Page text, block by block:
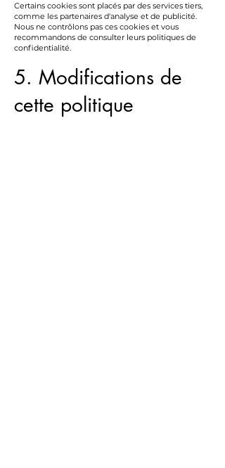
Certains cookies sont placés par des services tiers,
comme les partenaires d'analyse et de publicité.
Nous ne contrôlons pas ces cookies et vous
recommandons de consulter leurs politiques de
confidentialité.
5. Modifications de
cette politique